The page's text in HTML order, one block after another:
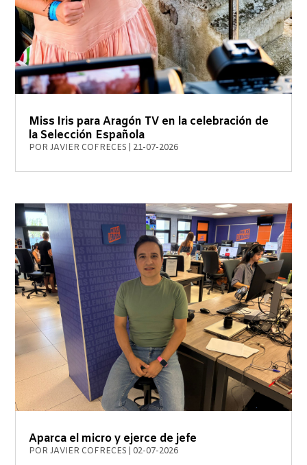
Miss Iris para Aragón TV en la celebración de
la Selección Española
PORJAVIER COFRECES 21-07-2026
Aparca el micro y ejerce de jefe
PORJAVIER COFRECES 02-07-2026